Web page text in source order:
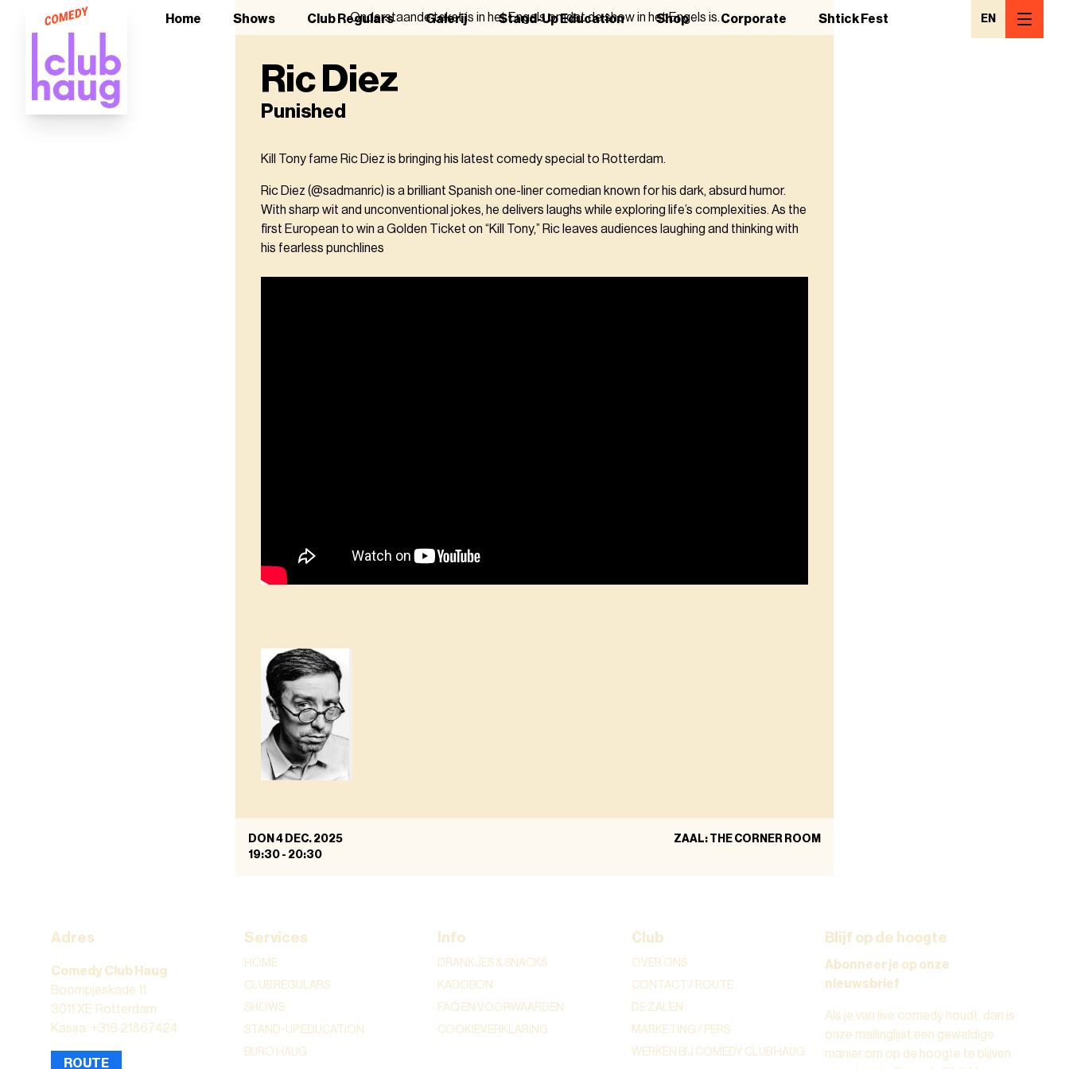
Home Shows Club Regulars Galerij Stand-Up Education Shop Corporate Shtick Fest EN
Onderstaande tekst is in het Engels omdat de show in het Engels is.
Ric Diez
Punished
Kill Tony fame Ric Diez is bringing his latest comedy special to Rotterdam.
Ric Diez (@sadmanric) is a brilliant Spanish one-liner comedian known for his dark, absurd humor.
With sharp wit and unconventional jokes, he delivers laughs while exploring life’s complexities. As the
first European to win a Golden Ticket on “Kill Tony,” Ric leaves audiences laughing and thinking with
his fearless punchlines
DON 4 DEC. 2025
19:30 - 20:30
ZAAL: THE CORNER ROOM
Adres
Comedy Club Haug
Boompjeskade 11
3011 XE Rotterdam
Kassa: +316 21867424
ROUTE
Services
HOME
CLUB REGULARS
SHOWS
STAND-UP EDUCATION
BURO HAUG
Info
DRANKJES & SNACKS
KADOBON
FAQ EN VOORWAARDEN
COOKIEVERKLARING
Club
OVER ONS
CONTACT / ROUTE
DE ZALEN
MARKETING / PERS
WERKEN BIJ COMEDY CLUB HAUG
Blijf op de hoogte
Abonneer je op onze
nieuwsbrief
Als je van live comedy houdt, dan is
onze mailinglijst een geweldige
manier om op de hoogte te blijven